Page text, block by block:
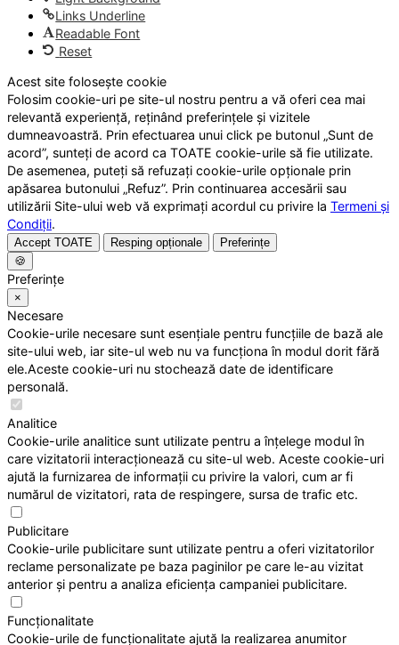
Links Underline
Readable Font
Reset
Acest site folosește cookie
Folosim cookie-uri pe site-ul nostru pentru a vă oferi cea mai
relevantă experiență, reținând preferințele și vizitele
dumneavoastră. Prin efectuarea unui click pe butonul „Sunt de
acord”, sunteți de acord ca TOATE cookie-urile să fie utilizate.
De asemenea, puteți să refuzați cookie-urile opționale prin
apăsarea butonului „Refuz”. Prin continuarea accesării sau
utilizării Site-ului web vă exprimați acordul cu privire la Termeni și
Condiții.
Accept TOATE Resping opționale
Preferințe
🍪
Preferințe
×
Necesare
Cookie-urile necesare sunt esențiale pentru funcțiile de bază ale
site-ului web, iar site-ul web nu va funcționa în modul dorit fără
ele.Aceste cookie-uri nu stochează date de identificare
personală.
Analitice
Cookie-urile analitice sunt utilizate pentru a înțelege modul în
care vizitatorii interacționează cu site-ul web. Aceste cookie-uri
ajută la furnizarea de informații cu privire la valori, cum ar fi
numărul de vizitatori, rata de respingere, sursa de trafic etc.
Publicitare
Cookie-urile publicitare sunt utilizate pentru a oferi vizitatorilor
reclame personalizate pe baza paginilor pe care le-au vizitat
anterior și pentru a analiza eficiența campaniei publicitare.
Funcționalitate
Cookie-urile de funcționalitate ajută la realizarea anumitor